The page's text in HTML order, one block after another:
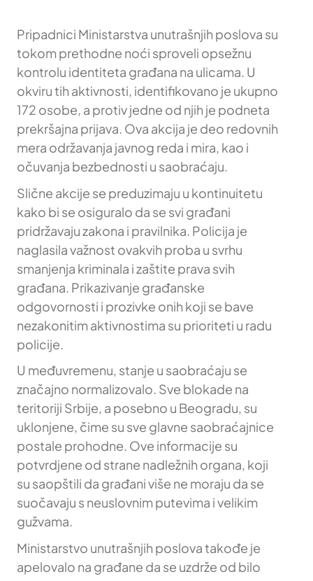
Pripadnici Ministarstva unutrašnjih poslova su
tokom prethodne noći sproveli opsežnu
kontrolu identiteta građana na ulicama. U
okviru tih aktivnosti, identifikovano je ukupno
172 osobe, a protiv jedne od njih je podneta
prekršajna prijava. Ova akcija je deo redovnih
mera održavanja javnog reda i mira, kao i
očuvanja bezbednosti u saobraćaju.
Slične akcije se preduzimaju u kontinuitetu
kako bi se osiguralo da se svi građani
pridržavaju zakona i pravilnika. Policija je
naglasila važnost ovakvih proba u svrhu
smanjenja kriminala i zaštite prava svih
građana. Prikazivanje građanske
odgovornosti i prozivke onih koji se bave
nezakonitim aktivnostima su prioriteti u radu
policije.
U međuvremenu, stanje u saobraćaju se
značajno normalizovalo. Sve blokade na
teritoriji Srbije, a posebno u Beogradu, su
uklonjene, čime su sve glavne saobraćajnice
postale prohodne. Ove informacije su
potvrdjene od strane nadležnih organa, koji
su saopštili da građani više ne moraju da se
suočavaju s neuslovnim putevima i velikim
gužvama.
Ministarstvo unutrašnjih poslova takođe je
apelovalo na građane da se uzdrže od bilo